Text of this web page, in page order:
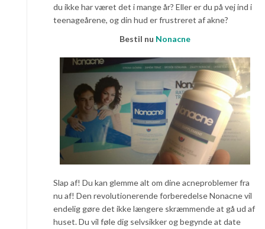
du ikke har været det i mange år? Eller er du på vej ind i
teenageårene, og din hud er frustreret af akne?
Bestil nu Nonacne
Slap af! Du kan glemme alt om dine acneproblemer fra
nu af! Den revolutionerende forberedelse Nonacne vil
endelig gøre det ikke længere skræmmende at gå ud af
huset. Du vil føle dig selvsikker og begynde at date